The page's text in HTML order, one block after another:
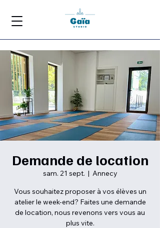
Demande de location
sam. 21 sept.
  |
Annecy
Vous souhaitez proposer à vos élèves un
atelier le week-end? Faites une demande
de location, nous revenons vers vous au
plus vite.